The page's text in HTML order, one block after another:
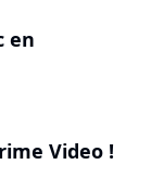
en
Video !